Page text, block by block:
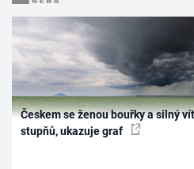
Českem se ženou bouřky a silný
stupňů, ukazuje graf